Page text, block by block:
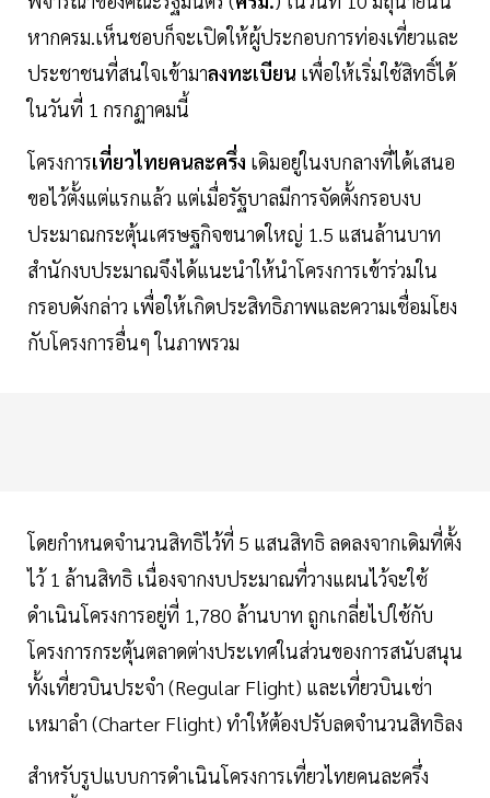
หากครม.เห็นชอบก็จะเปิดให้ผู้ประกอบการท่องเที่ยวและ
ประชาชนที่สนใจเข้ามาลงทะเบียน เพื่อให้เริ่มใช้สิทธิ์ได้
ในวันที่ 1 กรกฏาคมนี้
โครงการเที่ยวไทยคนละครึ่ง เดิมอยู่ในงบกลางที่ได้เสนอ
ขอไว้ตั้งแต่แรกแล้ว แต่เมื่อรัฐบาลมีการจัดตั้งกรอบงบ
ประมาณกระตุ้นเศรษฐกิจขนาดใหญ่ 1.5 แสนล้านบาท
สำนักงบประมาณจึงได้แนะนำให้นำโครงการเข้าร่วมใน
กรอบดังกล่าว เพื่อให้เกิดประสิทธิภาพและความเชื่อมโยง
กับโครงการอื่นๆ ในภาพรวม
โดยกำหนดจำนวนสิทธิไว้ที่ 5 แสนสิทธิ ลดลงจากเดิมที่ตั้ง
ไว้ 1 ล้านสิทธิ เนื่องจากงบประมาณที่วางแผนไว้จะใช้
ดำเนินโครงการอยู่ที่ 1,780 ล้านบาท ถูกเกลี่ยไปใช้กับ
โครงการกระตุ้นตลาดต่างประเทศในส่วนของการสนับสนุน
ทั้งเที่ยวบินประจำ (Regular Flight) และเที่ยวบินเช่า
เหมาลำ (Charter Flight) ทำให้ต้องปรับลดจำนวนสิทธิลง
สำหรับรูปแบบการดำเนินโครงการเที่ยวไทยคนละครึ่ง